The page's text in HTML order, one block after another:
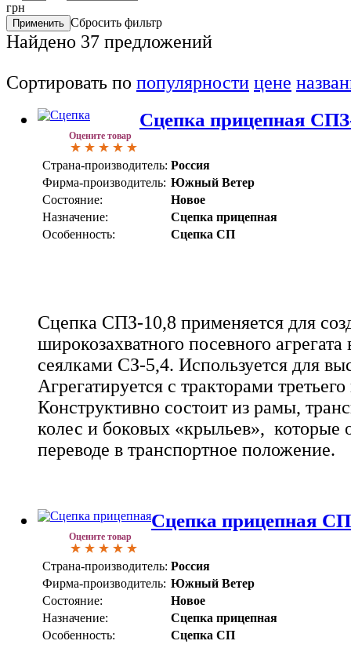
грн
Сбросить фильтр
Найдено 37 предложений
Сортировать по популярности цене
Оцените товар
Сцепка прицепная
Страна-производитель: Россия
Фирма-производитель: Южный Ветер
Состояние:
Новое
Назначение:
Сцепка прицепная
Особенность:
Сцепка СП
Сцепка СПЗ-10,8 применяется для
широкозахватного посевного
сеялками СЗ-5,4. Используется для
Агрегатируется с тракторами третьего
Конструктивно состоит из рамы,
колес и боковых «крыльев», которые
переводе в транспортное положение.
Оцените товар
Сцепка прицепная
Страна-производитель: Россия
Фирма-производитель: Южный Ветер
Состояние:
Новое
Назначение:
Сцепка прицепная
Особенность:
Сцепка СП